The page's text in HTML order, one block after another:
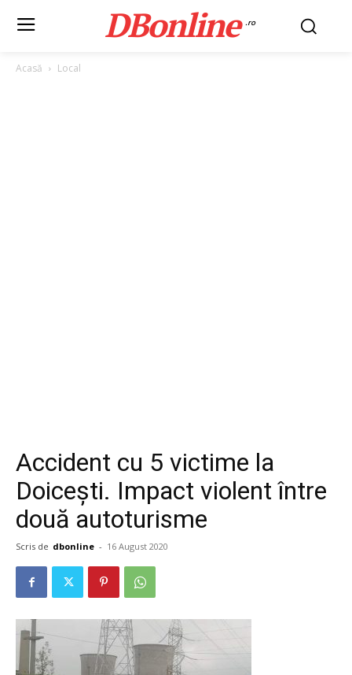
DBonline .ro
Acasă Local
Accident cu 5 victime la
Doicești. Impact violent între
două autoturisme
Scris de dbonline - 16 August 2020